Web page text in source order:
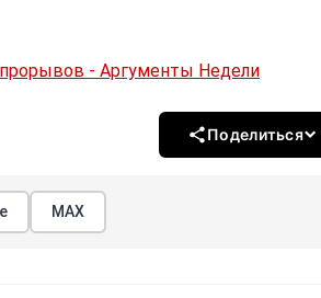
прорывов - Аргументы Недели
Поделиться
МАХ